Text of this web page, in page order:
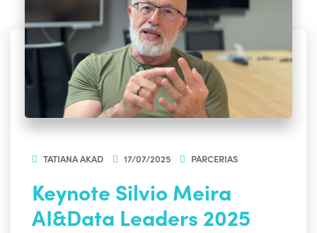
TATIANA AKAD 17/07/2025 PARCERIAS
Keynote Silvio Meira
AI&Data Leaders 2025